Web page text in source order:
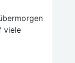
viele